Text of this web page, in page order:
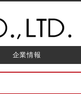
企業情報